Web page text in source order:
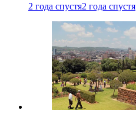
2 года спустя2 года спустя